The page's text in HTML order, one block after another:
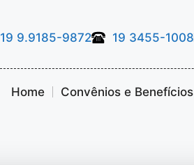
19 9.9185-9872 19 3455-1008
Home Convênios e Benefícios